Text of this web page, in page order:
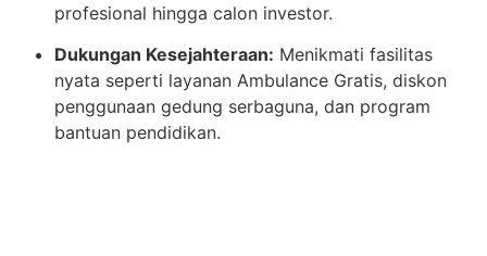
profesional hingga calon investor.
Dukungan Kesejahteraan: Menikmati fasilitas
nyata seperti layanan Ambulance Gratis, diskon
penggunaan gedung serbaguna, dan program
bantuan pendidikan.